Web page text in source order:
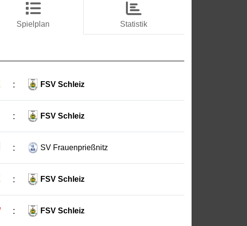
Spielplan Statistik
: FSV Schleiz
: FSV Schleiz
: SV Frauenprießnitz
: FSV Schleiz
: FSV Schleiz